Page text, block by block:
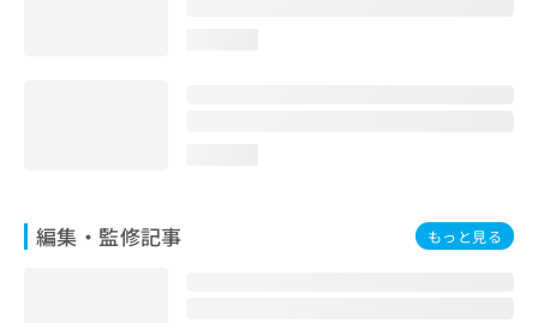
編集・監修記事 もっと見る